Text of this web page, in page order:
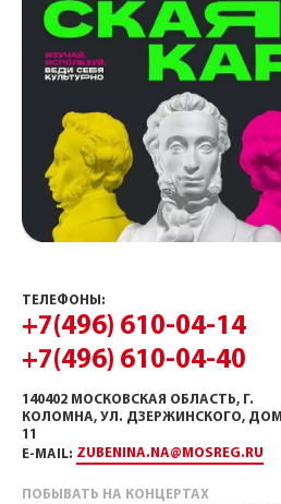
ТЕЛЕФОНЫ:
+7(496) 610-04-14
+7(496) 610-04-40
140402 МОСКОВСКАЯ ОБЛАСТЬ, Г.
КОЛОМНА, УЛ. ДЗЕРЖИНСКОГО, ДОМ
11
E-MAIL: ZUBENINA.NA@MOSREG.RU
ПОБЫВАТЬ НА КОНЦЕРТАХ